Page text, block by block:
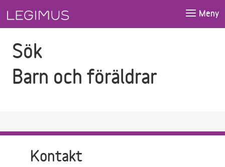
Meny
Sök
Barn och föräldrar
Kontakt